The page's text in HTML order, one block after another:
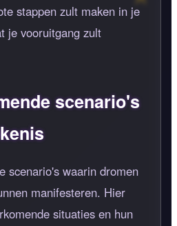
stappen zult maken in je
je vooruitgang zult
scenario's
scenario's waarin dromen
manifesteren. Hier
situaties en hun